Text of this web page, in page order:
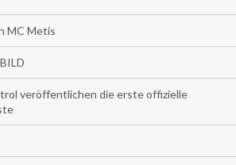
MC Metis
veröffentlichen die erste offizielle